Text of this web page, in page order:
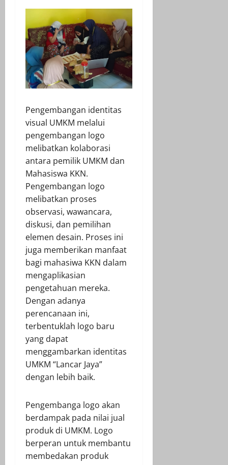
Pengembangan identitas
visual UMKM melalui
pengembangan logo
melibatkan kolaborasi
antara pemilik UMKM dan
Mahasiswa KKN.
Pengembangan logo
melibatkan proses
observasi, wawancara,
diskusi, dan pemilihan
elemen desain. Proses ini
juga memberikan manfaat
bagi mahasiwa KKN dalam
mengaplikasian
pengetahuan mereka.
Dengan adanya
perencanaan ini,
terbentuklah logo baru
yang dapat
menggambarkan identitas
UMKM “Lancar Jaya”
dengan lebih baik.
Pengembanga logo akan
berdampak pada nilai jual
produk di UMKM. Logo
berperan untuk membantu
membedakan produk